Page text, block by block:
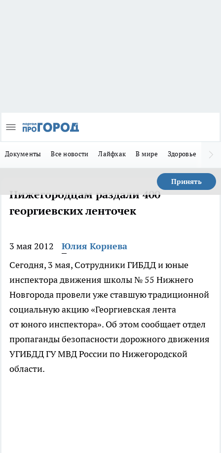
Документы Все новости Лайфхак В мире Здоровье
Принять
Нижегородцам раздали 400
георгиевских ленточек
3 мая 2012
Юлия Корнева
Сегодня, 3 мая, Сотрудники ГИБДД и юные
инспектора движения школы № 55 Нижнего
Новгорода провели уже ставшую традиционной
социальную акцию «Георгиевская лента
от юного инспектора». Об этом сообщает отдел
пропаганды безопасности дорожного движения
УГИБДД ГУ МВД России по Нижегородской
области.